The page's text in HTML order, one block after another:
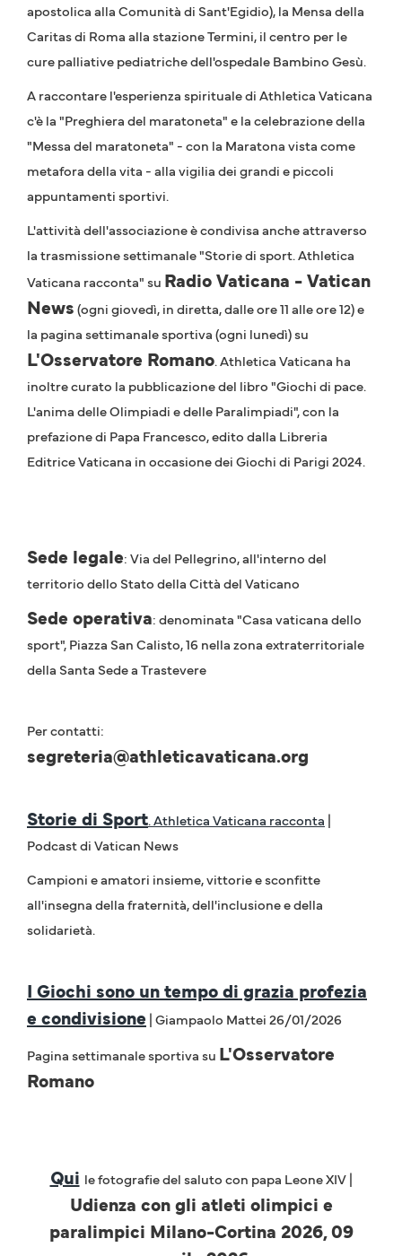
apostolica alla Comunità di Sant'Egidio), la Mensa della
Caritas di Roma alla stazione Termini, il centro per le
cure palliative pediatriche dell'ospedale Bambino Gesù.
A raccontare l'esperienza spirituale di Athletica Vaticana
c'è la "Preghiera del maratoneta" e la celebrazione della
"Messa del maratoneta" - con la Maratona vista come
metafora della vita - alla vigilia dei grandi e piccoli
appuntamenti sportivi.
L'attività dell'associazione è condivisa anche attraverso
la trasmissione settimanale "Storie di sport. Athletica
Vaticana racconta" su Radio Vaticana - Vatican
News(ogni giovedì, in diretta, dalle ore 11 alle ore 12) e
la pagina settimanale sportiva (ogni lunedì) su
L'Osservatore Romano. Athletica Vaticana ha
inoltre curato la pubblicazione del libro "Giochi di pace.
L'anima delle Olimpiadi e delle Paralimpiadi", con la
prefazione di Papa Francesco, edito dalla Libreria
Editrice Vaticana in occasione dei Giochi di Parigi 2024.
Sede legale: Via del Pellegrino, all'interno del
territorio dello Stato della Città del Vaticano
Sede operativa: denominata "Casa vaticana dello
sport", Piazza San Calisto, 16 nella zona extraterritoriale
della Santa Sede a Trastevere
Per contatti:
segreteria@athleticavaticana.org
Storie di Sport. Athletica Vaticana racconta |
Podcast di Vatican News
Campioni e amatori insieme, vittorie e sconfitte
all'insegna della fraternità, dell'inclusione e della
solidarietà.
I Giochi sono un tempo di grazia profezia
e condivisione | Giampaolo Mattei 26/01/2026
Pagina settimanale sportiva su L'Osservatore
Romano
Qui le fotografie del saluto con papa Leone XIV |
Udienza con gli atleti olimpici e
paralimpici Milano-Cortina 2026, 09